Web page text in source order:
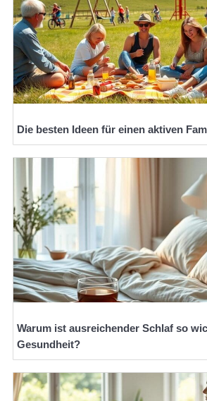
Die besten Ideen für einen aktiven
Warum ist ausreichender Schlaf so
Gesundheit?